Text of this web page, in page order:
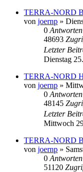
TERRA-NORD
von joernp »
0 Antworten
48693
Letzter
Dienstag
TERRA-NORD
von joernp »
0 Antworten
48145
Letzter
Mittwoch
TERRA-NORD
von joernp »
0 Antworten
51120